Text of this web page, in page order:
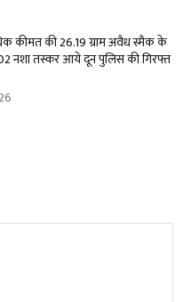
कीमत की 26.19 ग्राम अवैध स्मैक के
नशा तस्कर आये दून पुलिस की गिरफ्त